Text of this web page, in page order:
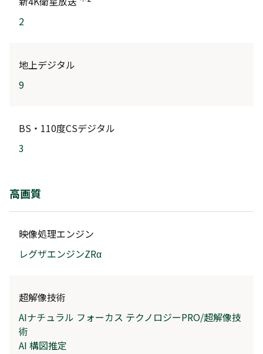
2
地上デジタル
9
BS・110度CSデジタル
3
高画質
映像処理エンジン
レグザエンジンZRα
超解像技術
AIナチュラル フォーカス テクノロジーPRO/超解像技
術
AI 構図推定